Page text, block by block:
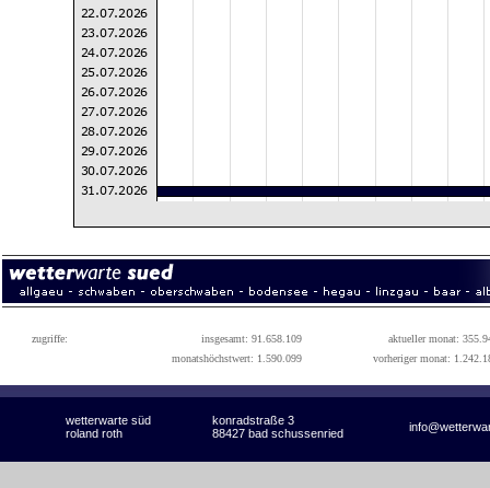
zugriffe: insgesamt: 91.658.109
aktueller monat:
monatshöchstwert: 1.590.099
vorheriger monat:
wetterwarte süd konradstraße 3
roland roth 88427 bad schussenried